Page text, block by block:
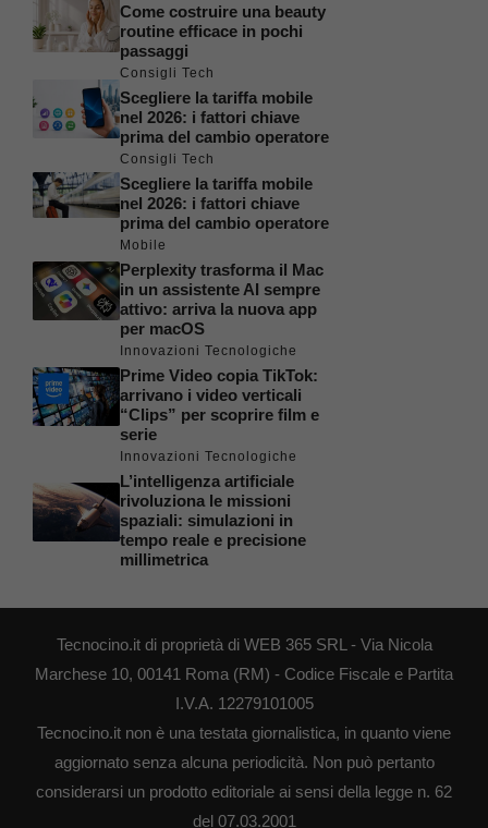
Come costruire una beauty
routine efficace in pochi
passaggi
Consigli Tech
Scegliere la tariffa mobile
nel 2026: i fattori chiave
prima del cambio operatore
Consigli Tech
Scegliere la tariffa mobile
nel 2026: i fattori chiave
prima del cambio operatore
Mobile
Perplexity trasforma il Mac
in un assistente AI sempre
attivo: arriva la nuova app
per macOS
Innovazioni Tecnologiche
Prime Video copia TikTok:
arrivano i video verticali
“Clips” per scoprire film e
serie
Innovazioni Tecnologiche
L’intelligenza artificiale
rivoluziona le missioni
spaziali: simulazioni in
tempo reale e precisione
millimetrica
Tecnocino.it di proprietà di WEB 365 SRL - Via Nicola
Marchese 10, 00141 Roma (RM) - Codice Fiscale e Partita
I.V.A. 12279101005
Tecnocino.it non è una testata giornalistica, in quanto viene
aggiornato senza alcuna periodicità. Non può pertanto
considerarsi un prodotto editoriale ai sensi della legge n. 62
del 07.03.2001